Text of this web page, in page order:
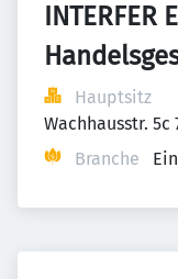
Hauptsitz
Wachhausstr. 5c
Branche